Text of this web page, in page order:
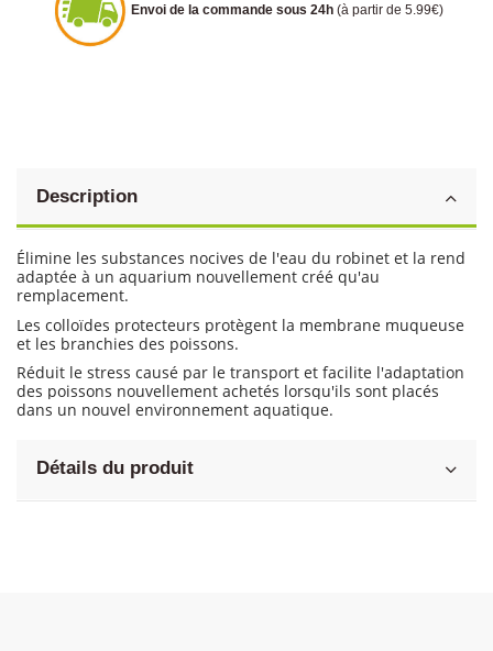
Envoi de la commande sous 24h (à partir de 5.99€)
Description
Élimine les substances nocives de l'eau du robinet et la rend
adaptée à un aquarium nouvellement créé qu'au
remplacement.
Les colloïdes protecteurs protègent la membrane muqueuse
et les branchies des poissons.
Réduit le stress causé par le transport et facilite l'adaptation
des poissons nouvellement achetés lorsqu'ils sont placés
dans un nouvel environnement aquatique.
Détails du produit